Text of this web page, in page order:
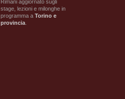
Rimani aggiornato sugli
stage, lezioni e milonghe in
programma a Torino e
provincia